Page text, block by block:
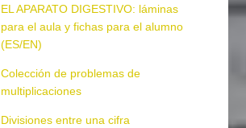
EL APARATO DIGESTIVO: láminas
para el aula y fichas para el alumno
(ES/EN)
Colección de problemas de
multiplicaciones
Divisiones entre una cifra